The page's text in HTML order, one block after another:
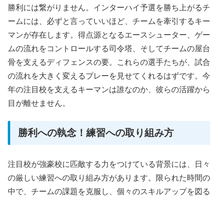
勝利には繋がりません。インターハイ予選を勝ち上がるチ
ームには、必ずと言っていいほど、チームを牽引するキー
マンが存在します。得点源となるエースシューター、ゲー
ムの流れをコントロールする司令塔、そしてチームの屋台
骨を支えるディフェンスの要。これらの選手たちが、試合
の流れを大きく変えるプレーを見せてくれるはずです。今
年の注目校を支えるキーマンは誰なのか、彼らの活躍から
目が離せません。
勝利への執念！練習への取り組み方
注目校が強豪校に匹敵する力をつけている背景には、日々
の厳しい練習への取り組み方があります。限られた時間の
中で、チームの課題を克服し、個々のスキルアップを図る